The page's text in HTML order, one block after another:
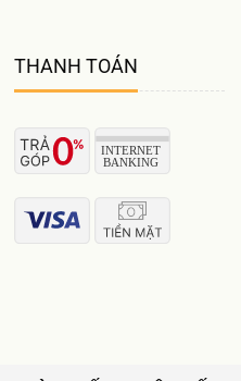
THANH TOÁN